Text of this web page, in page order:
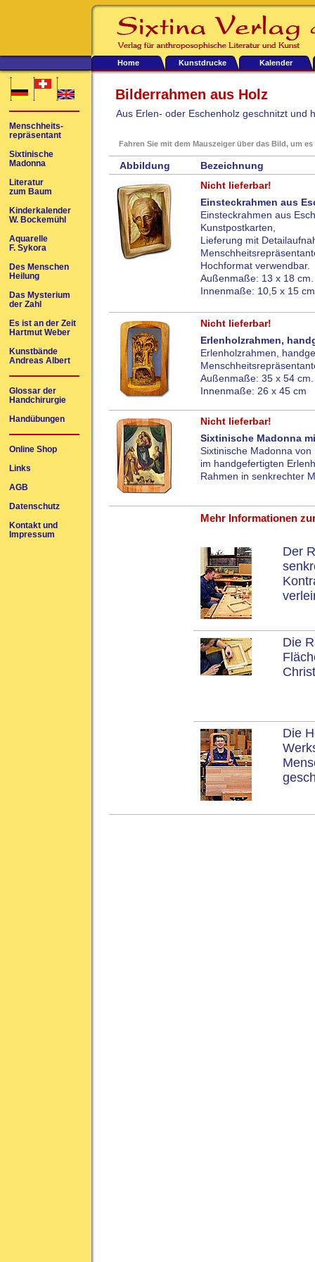
Bilderrahmen aus Holz
Aus Erlen- oder Eschenholz geschnitzt und
Fahren Sie mit dem Mauszeiger über das Bild, um
Abbildung
Bezeichnung
Nicht lieferbar!
Einsteckrahmen aus
Einsteckrahmen aus
Kunstpostkarten,
Lieferung mit
Hochformat verwendbar.
Außenmaße: 13 x 18 cm.
Innenmaße: 10,5 x 15
Nicht lieferbar!
Erlenholzrahmen,
Erlenholzrahmen,
Außenmaße: 35 x 54 cm.
Innenmaße: 26 x 45 cm
Nicht lieferbar!
Sixtinische Madonna
Sixtinische Madonna
im handgefertigten
Rahmen in senkrechter
Mehr Informationen
Der
Die
Die
Home Kunstdrucke Kalender
Menschheits-
repräsentant
Sixtinische
Madonna
Literatur
zum Baum
Kinderkalender
W. Bockemühl
Aquarelle
F. Sykora
Des Menschen
Heilung
Das Mysterium
der Zahl
Es ist an der Zeit
Hartmut Weber
Kunstbände
Andreas Albert
Glossar der
Handchirurgie
Handübungen
Online Shop
Links
AGB
Datenschutz
Kontakt und
Impressum